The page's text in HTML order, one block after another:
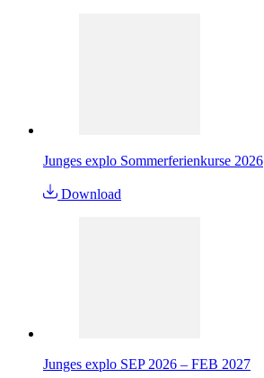
Junges explo Sommerferienkurse 2026
Download
Junges explo SEP 2026 – FEB 2027